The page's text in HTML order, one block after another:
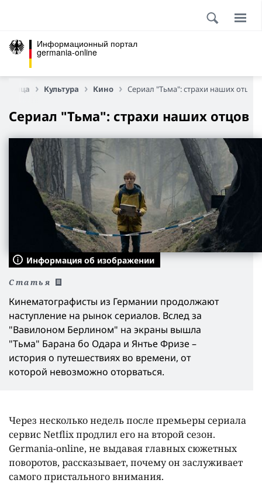
Информационный портал
germania-online
Культура Кино Сериал "Тьма": страхи наших отцов
Сериал "Тьма": страхи наших отцов
Информация об изображении
Статья
Кинематографисты из Германии продолжают
наступление на рынок сериалов. Вслед за
"Вавилоном Берлином" на экраны вышла
"Тьма" Барана бо Одара и Янтье Фризе –
история о путешествиях во времени, от
которой невозможно оторваться.
Через несколько недель после премьеры сериала
сервис Netflix продлил его на второй сезон.
Germania-online, не выдавая главных сюжетных
поворотов, рассказывает, почему он заслуживает
самого пристального внимания.